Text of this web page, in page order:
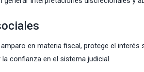
en materia fiscal, protege el interés
confianza en el sistema judicial.